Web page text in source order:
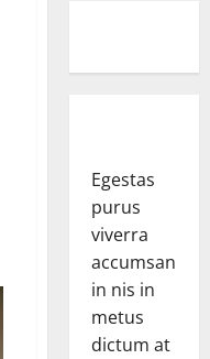
Egestas
purus
viverra
accumsan
in nis in
metus
dictum at